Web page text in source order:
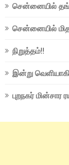
சென்னையில்
சென்னையில்
நிறுத்தம்!!
இன்று
புறநகர்